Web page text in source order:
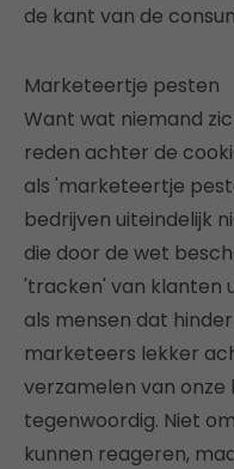
de kant van de
Marketeertje pesten
Want wat niemand
reden achter de
als 'marketeertje
bedrijven uiteindelijk
die door de wet
'tracken' van klanten
als mensen dat
marketeers lekker
verzamelen van onze
tegenwoordig. Niet
kunnen reageren,